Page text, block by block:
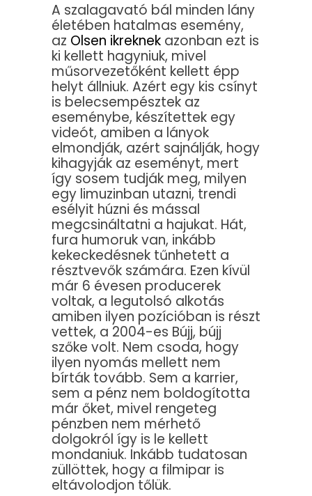
A szalagavató bál minden lány
életében hatalmas esemény,
az Olsen ikreknek azonban ezt is
ki kellett hagyniuk, mivel
műsorvezetőként kellett épp
helyt állniuk. Azért egy kis csínyt
is belecsempésztek az
eseménybe, készítettek egy
videót, amiben a lányok
elmondják, azért sajnálják, hogy
kihagyják az eseményt, mert
így sosem tudják meg, milyen
egy limuzinban utazni, trendi
esélyit húzni és mással
megcsináltatni a hajukat. Hát,
fura humoruk van, inkább
kekeckedésnek tűnhetett a
résztvevők számára. Ezen kívül
már 6 évesen producerek
voltak, a legutolsó alkotás
amiben ilyen pozícióban is részt
vettek, a 2004-es Bújj, bújj
szőke volt. Nem csoda, hogy
ilyen nyomás mellett nem
bírták tovább. Sem a karrier,
sem a pénz nem boldogította
már őket, mivel rengeteg
pénzben nem mérhető
dolgokról így is le kellett
mondaniuk. Inkább tudatosan
züllöttek, hogy a filmipar is
eltávolodjon tőlük.